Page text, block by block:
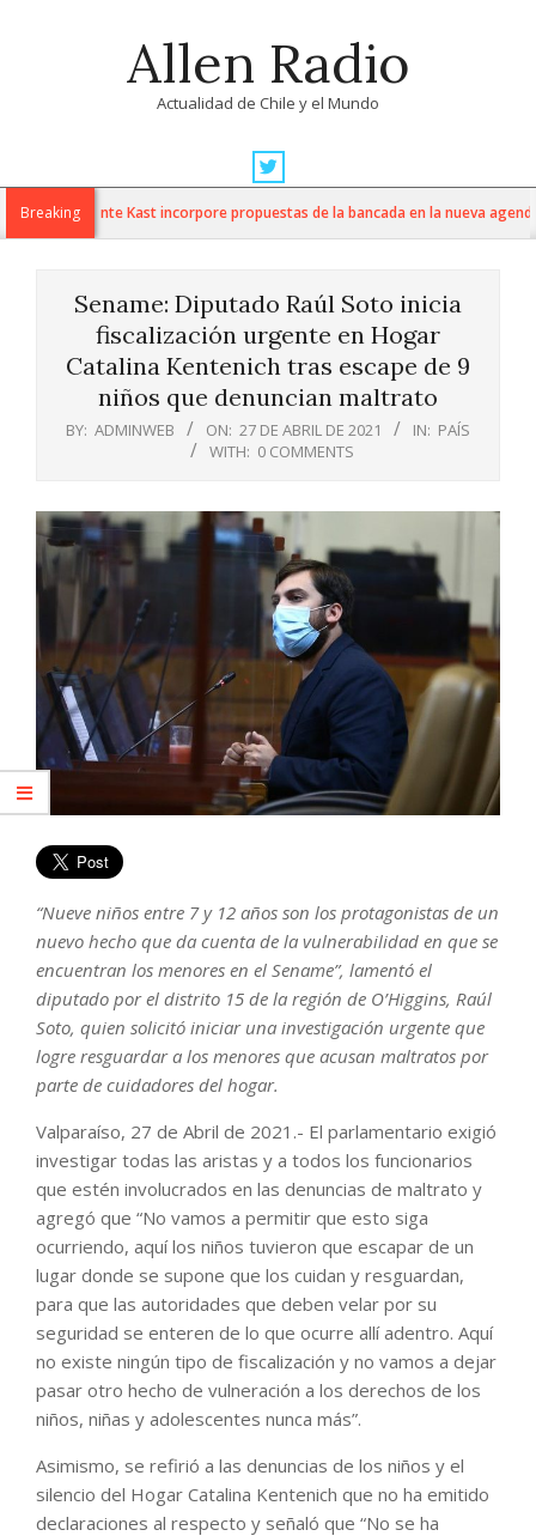
Allen Radio
Actualidad de Chile y el Mundo
Navigation
MenuBreaking
Presidente Kast incorpore propuestas de la bancada en la nueva agenda
Sename: Diputado Raúl Soto inicia
fiscalización urgente en Hogar
Catalina Kentenich tras escape de 9
niños que denuncian maltrato
BY: ADMINWEB ON: 27 DE ABRIL DE 2021 IN: PAÍS
WITH: 0 COMMENTS
“Nueve niños entre 7 y 12 años son los protagonistas de un
nuevo hecho que da cuenta de la vulnerabilidad en que se
encuentran los menores en el Sename”, lamentó el
diputado por el distrito 15 de la región de O’Higgins, Raúl
Soto, quien solicitó iniciar una investigación urgente que
logre resguardar a los menores que acusan maltratos por
parte de cuidadores del hogar.
Valparaíso, 27 de Abril de 2021.- El parlamentario exigió
investigar todas las aristas y a todos los funcionarios
que estén involucrados en las denuncias de maltrato y
agregó que “No vamos a permitir que esto siga
ocurriendo, aquí los niños tuvieron que escapar de un
lugar donde se supone que los cuidan y resguardan,
para que las autoridades que deben velar por su
seguridad se enteren de lo que ocurre allí adentro. Aquí
no existe ningún tipo de fiscalización y no vamos a dejar
pasar otro hecho de vulneración a los derechos de los
niños, niñas y adolescentes nunca más”.
Asimismo, se refirió a las denuncias de los niños y el
silencio del Hogar Catalina Kentenich que no ha emitido
declaraciones al respecto y señaló que “No se ha